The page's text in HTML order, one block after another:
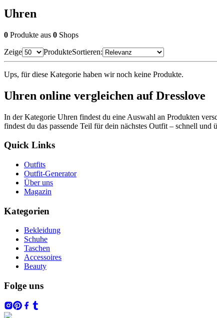
Uhren
0 Produkte aus 0 Shops
Zeige
ProdukteSortieren:
Ups, für diese Kategorie haben wir noch keine Produkte.
Uhren online vergleichen auf Dresslove
In der Kategorie Uhren findest du eine Auswahl an Produkten
findest du das passende Teil für dein nächstes Outfit – schnell und
Quick Links
Outfits
Outfit-Generator
Über uns
Magazin
Kategorien
Bekleidung
Schuhe
Taschen
Accessoires
Beauty
Folge uns